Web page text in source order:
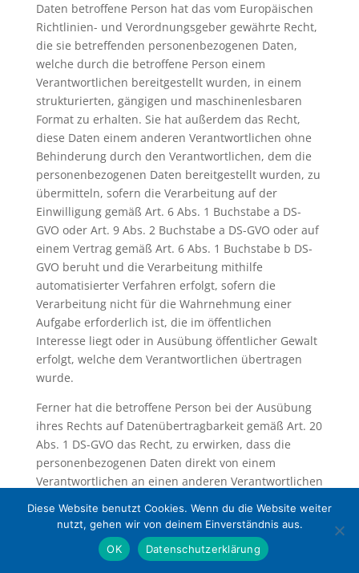
Daten betroffene Person hat das vom Europäischen
Richtlinien- und Verordnungsgeber gewährte Recht,
die sie betreffenden personenbezogenen Daten,
welche durch die betroffene Person einem
Verantwortlichen bereitgestellt wurden, in einem
strukturierten, gängigen und maschinenlesbaren
Format zu erhalten. Sie hat außerdem das Recht,
diese Daten einem anderen Verantwortlichen ohne
Behinderung durch den Verantwortlichen, dem die
personenbezogenen Daten bereitgestellt wurden, zu
übermitteln, sofern die Verarbeitung auf der
Einwilligung gemäß Art. 6 Abs. 1 Buchstabe a DS-
GVO oder Art. 9 Abs. 2 Buchstabe a DS-GVO oder auf
einem Vertrag gemäß Art. 6 Abs. 1 Buchstabe b DS-
GVO beruht und die Verarbeitung mithilfe
automatisierter Verfahren erfolgt, sofern die
Verarbeitung nicht für die Wahrnehmung einer
Aufgabe erforderlich ist, die im öffentlichen
Interesse liegt oder in Ausübung öffentlicher Gewalt
erfolgt, welche dem Verantwortlichen übertragen
wurde.
Ferner hat die betroffene Person bei der Ausübung
ihres Rechts auf Datenübertragbarkeit gemäß Art. 20
Abs. 1 DS-GVO das Recht, zu erwirken, dass die
personenbezogenen Daten direkt von einem
Verantwortlichen an einen anderen Verantwortlichen
ist und sofern hiervon nicht die Rechte und
Freiheiten anderer Personen beeinträchtigt werden.
Zur Geltendmachung des Rechts auf
Diese Website benutzt Cookies. Wenn du die Website weiter
nutzt, gehen wir von deinem Einverständnis aus.
OK
Datenschutzerklärung